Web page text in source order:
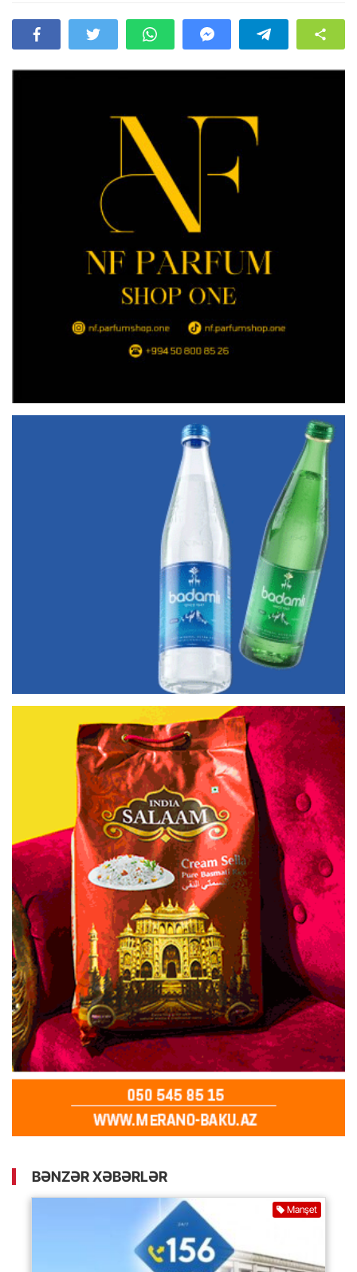
BƏNZƏR XƏBƏRLƏR
Manşet